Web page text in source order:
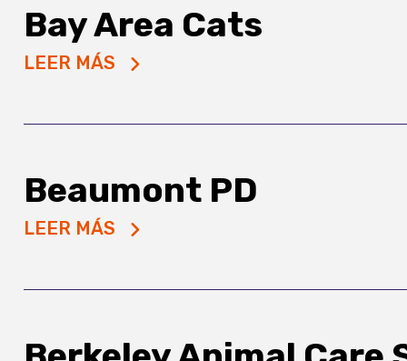
Bay Area Cats
LEER MÁS
Beaumont PD
LEER MÁS